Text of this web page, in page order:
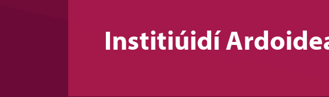
Institiúidí